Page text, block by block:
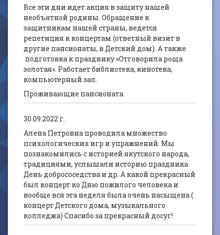
Все эти дни идет акция в защиту нашей
необъятной родины. Обращение к
защитникам нашей страны, ведется
репетиция к концертам (ответный визит в
другие пансионаты, в Детский дом). А также
подготовка к празднику «Отговорила роща
золотая». Работает библиотека, кинотека,
компьютерный зал.
Проживающие пансионата.
30.09.2022 г.
Алена Петровна проводила множество
психологических игр и упражнений. Мы
познакомились с историей якутского народа,
традициями, услышали историю праздника
День добрососедства и др. А какой прекрасный
был концерт ко Дню пожилого человека и
вообще вся эта неделя была очень насыщена (
концерт Детского дома, музыкального
колледжа) Спасибо за прекрасный досуг!